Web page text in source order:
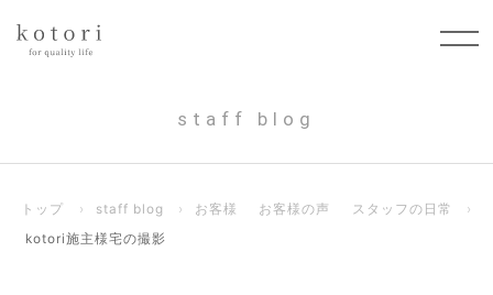
staff blog
トップ › staff blog › お客様 お客様の声 スタッフの日常
›
kotori施主様宅の撮影